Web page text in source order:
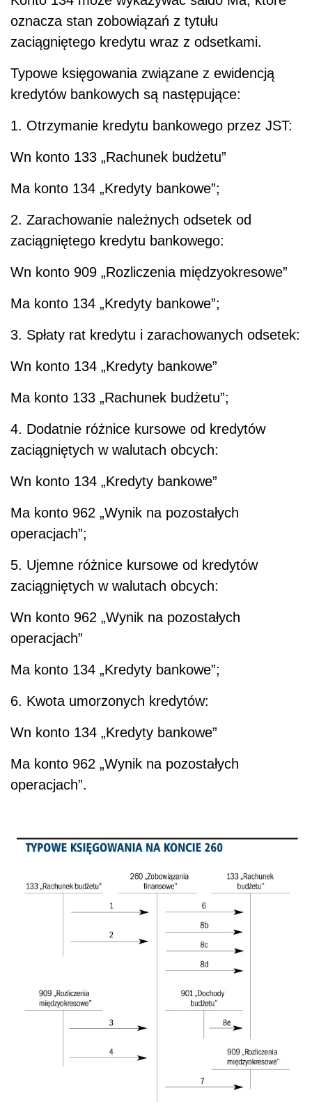
oznacza stan zobowiązań z tytułu
zaciągniętego kredytu wraz z odsetkami.
Typowe księgowania związane z ewidencją
kredytów bankowych są następujące:
1. Otrzymanie kredytu bankowego przez JST:
Wn konto 133 „Rachunek budżetu”
Ma konto 134 „Kredyty bankowe”;
2. Zarachowanie należnych odsetek od
zaciągniętego kredytu bankowego:
Wn konto 909 „Rozliczenia międzyokresowe”
Ma konto 134 „Kredyty bankowe”;
3. Spłaty rat kredytu i zarachowanych odsetek:
Wn konto 134 „Kredyty bankowe”
Ma konto 133 „Rachunek budżetu”;
4. Dodatnie różnice kursowe od kredytów
zaciągniętych w walutach obcych:
Wn konto 134 „Kredyty bankowe”
Ma konto 962 „Wynik na pozostałych
operacjach”;
5. Ujemne różnice kursowe od kredytów
zaciągniętych w walutach obcych:
Wn konto 962 „Wynik na pozostałych
operacjach”
Ma konto 134 „Kredyty bankowe”;
6. Kwota umorzonych kredytów:
Wn konto 134 „Kredyty bankowe”
Ma konto 962 „Wynik na pozostałych
operacjach”.